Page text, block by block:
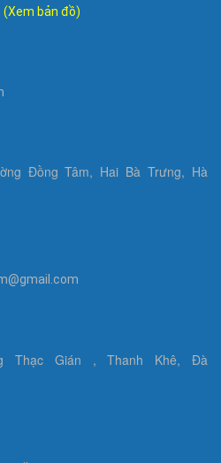
(Xem bản đồ)
Đồng Tâm, Hai Bà Trưng, Hà
Thạc Gián , Thanh Khê, Đà